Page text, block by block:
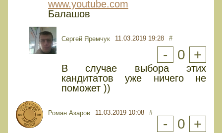
www.youtube.com
Балашов
Сергей Яремчук 11.03.2019 19:28 #
- 0 +
В случае выбора этих
кандитатов уже ничего не
поможет ))
Роман Азаров 11.03.2019 10:08 #
- 0 +